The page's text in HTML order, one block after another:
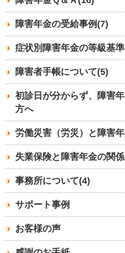
障害年金の受給事例(7)
症状別障害年金の等級基
障害者手帳について(5)
初診日が分からず、障害
方へ
労働災害（労災）と障害
失業保険と障害年金の関係
事務所について(4)
サポート事例
お客様の声